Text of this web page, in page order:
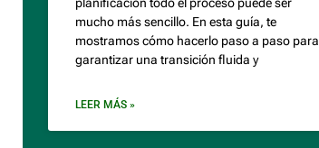
mucho más sencillo. En esta guía, te
mostramos cómo hacerlo paso a paso para
garantizar una transición fluida y
LEER MÁS »